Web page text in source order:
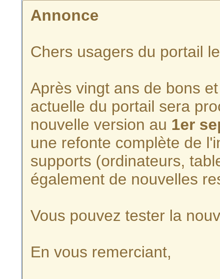
Annonce
Chers usagers du portail
Après vingt ans de bons
actuelle du portail sera
nouvelle version au 1er
une refonte complète de
supports (ordinateurs,
également de nouvelles
Vous pouvez tester la
En vous remerciant,